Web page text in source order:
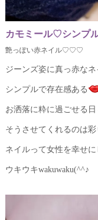
カモミール♡シンプ
艶っぽい赤ネイル♡♡♡
ジーンズ姿に真っ赤な
シンプルで存在感ある
お洒落に粋に過ごせる
そうさせてくれるのは
ネイルって女性を幸せ
ウキウキwakuwaku(^^♪